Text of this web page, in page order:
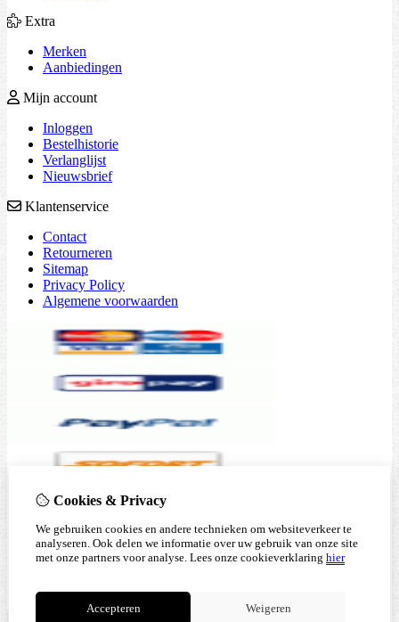
Extra
Merken
Aanbiedingen
Mijn account
Inloggen
Bestelhistorie
Verlanglijst
Nieuwsbrief
Klantenservice
Contact
Retourneren
Sitemap
Privacy Policy
Algemene voorwaarden
Cookies & Privacy
We gebruiken cookies en andere technieken om websiteverkeer te
analyseren. Ook delen we informatie over uw gebruik van onze site
met onze partners voor analyse. Lees onze cookieverklaring hier
Accepteren Weigeren